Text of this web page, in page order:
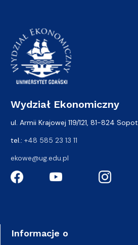
Wydział Ekonomiczny
ul. Armii Krajowej 119/121, 81-824 Sopot
tel.: +48 585 23 13 11
ekowe@ug.edu.pl
Informacje o